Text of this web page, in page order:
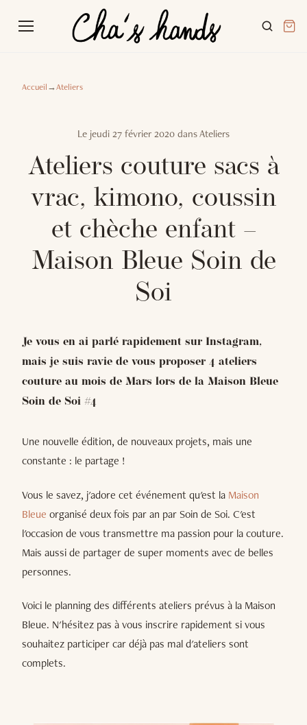
Accueil→Ateliers
Le jeudi 27 février 2020 dansAteliers
Ateliers couture sacs à
vrac, kimono, coussin
et chèche enfant –
Maison Bleue Soin de
Soi
Je vous en ai parlé rapidement sur Instagram,
mais je suis ravie de vous proposer 4 ateliers
couture au mois de Mars lors de la Maison Bleue
Soin de Soi #4
Une nouvelle édition, de nouveaux projets, mais une
constante : le partage !
Vous le savez, j'adore cet événement qu'est la Maison
Bleue organisé deux fois par an par Soin de Soi. C'est
l'occasion de vous transmettre ma passion pour la couture.
Mais aussi de partager de super moments avec de belles
personnes.
Voici le planning des différents ateliers prévus à la Maison
Bleue. N'hésitez pas à vous inscrire rapidement si vous
souhaitez participer car déjà pas mal d'ateliers sont
complets.